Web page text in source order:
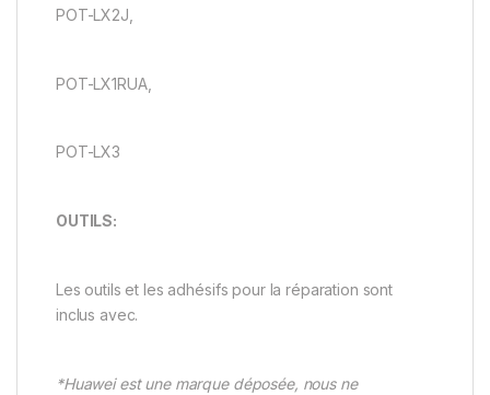
POT-LX2J,
POT-LX1RUA,
POT-LX3
OUTILS:
Les outils et les adhésifs pour la réparation sont
inclus avec.
*Huawei est une marque déposée, nous ne